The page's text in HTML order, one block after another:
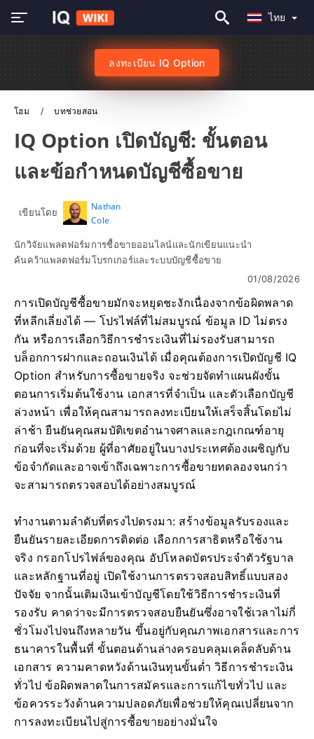
ไทย
ลงทะเบียน IQ Option
โฮม บทช่วยสอน
IQ Option เปิดบัญชี: ขั้นตอน
และข้อกำหนดบัญชีซื้อขาย
เขียนโดย
Nathan
Cole
นักวิจัยแพลตฟอร์มการซื้อขายออนไลน์และนักเขียนแนะนำ
ค้นคว้าแพลตฟอร์มโบรกเกอร์และระบบบัญชีซื้อขาย
01/08/2026
การเปิดบัญชีซื้อขายมักจะหยุดชะงักเนื่องจากข้อผิดพลาด
ที่หลีกเลี่ยงได้ — โปรไฟล์ที่ไม่สมบูรณ์ ข้อมูล ID ไม่ตรง
กัน หรือการเลือกวิธีการชำระเงินที่ไม่รองรับสามารถ
บล็อกการฝากและถอนเงินได้ เมื่อคุณต้องการเปิดบัญชี IQ
Option สำหรับการซื้อขายจริง จะช่วยจัดทำแผนผังขั้น
ตอนการเริ่มต้นใช้งาน เอกสารที่จำเป็น และตัวเลือกบัญชี
ล่วงหน้า เพื่อให้คุณสามารถลงทะเบียนให้เสร็จสิ้นโดยไม่
ล่าช้า ยืนยันคุณสมบัติเขตอำนาจศาลและกฎเกณฑ์อายุ
ก่อนที่จะเริ่มด้วย ผู้ที่อาศัยอยู่ในบางประเทศต้องเผชิญกับ
ข้อจำกัดและอาจเข้าถึงเฉพาะการซื้อขายทดลองจนกว่า
จะสามารถตรวจสอบได้อย่างสมบูรณ์
ทำงานตามลำดับที่ตรงไปตรงมา: สร้างข้อมูลรับรองและ
ยืนยันรายละเอียดการติดต่อ เลือกการสาธิตหรือใช้งาน
จริง กรอกโปรไฟล์ของคุณ อัปโหลดบัตรประจำตัวรัฐบาล
และหลักฐานที่อยู่ เปิดใช้งานการตรวจสอบสิทธิ์แบบสอง
ปัจจัย จากนั้นเติมเงินเข้าบัญชีโดยใช้วิธีการชำระเงินที่
รองรับ คาดว่าจะมีการตรวจสอบยืนยันซึ่งอาจใช้เวลาไม่กี่
ชั่วโมงไปจนถึงหลายวัน ขึ้นอยู่กับคุณภาพเอกสารและการ
ธนาคารในพื้นที่ ขั้นตอนด้านล่างครอบคลุมเคล็ดลับด้าน
เอกสาร ความคาดหวังด้านเงินทุนขั้นต่ำ วิธีการชำระเงิน
ทั่วไป ข้อผิดพลาดในการสมัครและการแก้ไขทั่วไป และ
ข้อควรระวังด้านความปลอดภัยเพื่อช่วยให้คุณเปลี่ยนจาก
การลงทะเบียนไปสู่การซื้อขายอย่างมั่นใจ